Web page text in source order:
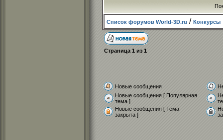
Список форумов World-3D.ru / Конкурсы
Страница 1 из 1
Новые сообщения
Новые сообщения [ Популярная
тема ]
Новые сообщения [ Тема
закрыта ]